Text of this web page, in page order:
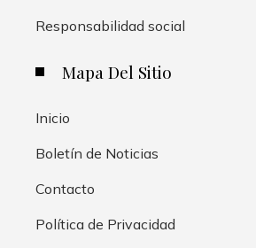
Responsabilidad social
Mapa Del Sitio
Inicio
Boletín de Noticias
Contacto
Política de Privacidad